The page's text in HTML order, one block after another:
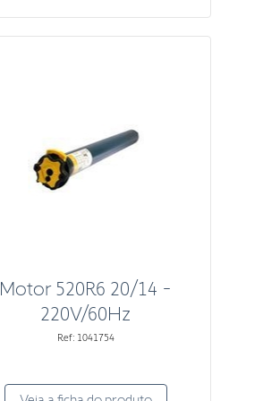
Motor 520R6 20/14 -
220V/60Hz
Ref: 1041754